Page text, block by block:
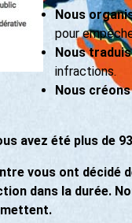
Nous
pour
Nous
infractions.
Nous
avez été plus de
vous ont décidé
dans la durée.